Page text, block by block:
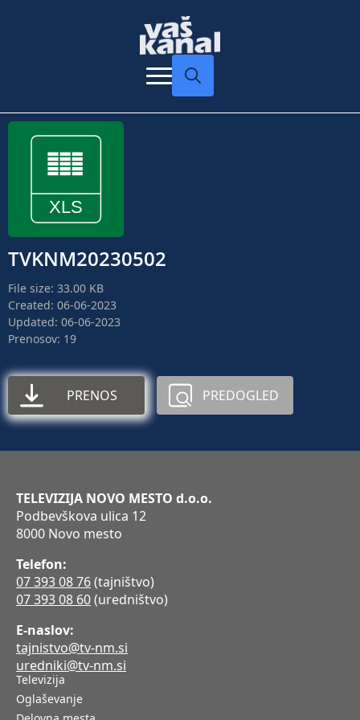
TVKNM20230502
File size: 33.00 KB
Created: 06-06-2023
Updated: 06-06-2023
Prenosov: 19
PRENOS PREDOGLED
TELEVIZIJA NOVO MESTO d.o.o.
Podbevškova ulica 12
8000 Novo mesto
Telefon:
07 393 08 76(tajništvo)
07 393 08 60(uredništvo)
E-naslov:
tajnistvo@tv-nm.si
uredniki@tv-nm.si
Televizija
Oglaševanje